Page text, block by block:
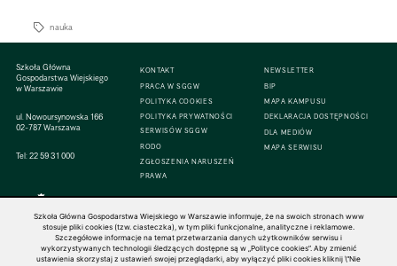
nauka
Szkoła Główna
Gospodarstwa Wiejskiego
w Warszawie
ul. Nowoursynowska 166
02-787 Warszawa
Tel:22 59 31 000
KONTAKT
PRACA W SGGW
POLITYKA COOKIES
POLITYKA PRYWATNOŚCI
SERWISÓW SGGW
RODO
ZGŁOSZENIA NARUSZEŃ
PRAWA
NEWSLETTER
BIP
MAPA KAMPUSU
DEKLARACJA DOSTĘPNOŚCI
DLA MEDIÓW
MAPA SERWISU
© 1816–2026 SGGW — ALL RIGHTS RESERVED
Szkoła Główna Gospodarstwa Wiejskiego w Warszawie informuje, że na swoich stronach www
stosuje pliki cookies (tzw. ciasteczka), w tym pliki funkcjonalne, analityczne i reklamowe.
Szczegółowe informacje na temat przetwarzania danych użytkowników serwisu i
wykorzystywanych technologii śledzących dostępne są w „Polityce cookies”. Aby zmienić
ustawienia skorzystaj z ustawień swojej przeglądarki, aby wyłączyć pliki cookies kliknij \"Nie